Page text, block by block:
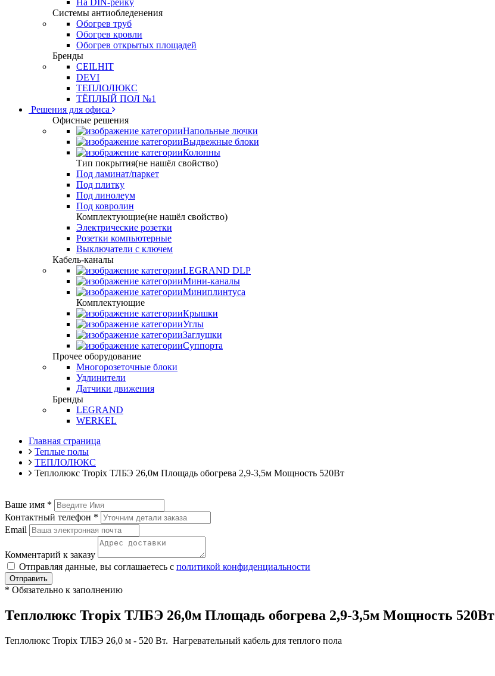
На DIN-рейку
Системы антиобледенения
Обогрев труб
Обогрев кровли
Обогрев открытых площадей
Бренды
CEILHIT
DEVI
ТЕПЛОЛЮКС
ТЁПЛЫЙ ПОЛ №1
Решения для офиса
Офисные решения
Напольные лючки
Выдвежные блоки
Колонны
Тип покрытия(не нашёл свойство)
Под ламинат/паркет
Под плитку
Под линолеум
Под ковролин
Комплектующие(не нашёл свойство)
Электрические розетки
Розетки компьютерные
Выключатели с ключем
Кабель-каналы
LEGRAND DLP
Мини-каналы
Миниплинтуса
Комплектующие
Крышки
Углы
Заглушки
Суппорта
Прочее оборудование
Многорозеточные блоки
Удлинители
Датчики движения
Бренды
LEGRAND
WERKEL
Главная страница
Теплые полы
ТЕПЛОЛЮКС
Теплолюкс Tropix ТЛБЭ 26,0м Площадь обогрева 2,9-3,5м Мощность 520Вт
Ваше имя *
Контактный телефон *
Email
Комментарий к заказу
Отправляя данные, вы соглашаетесь с политикой конфиденциальности
Отправить
* Обязательно к заполнению
Теплолюкс Tropix ТЛБЭ 26,0м Площадь обогрева 2,9-3,5м Мощность 520Вт
Теплолюкс Tropix ТЛБЭ 26,0 м - 520 Вт. Нагревательный кабель для теплого пола